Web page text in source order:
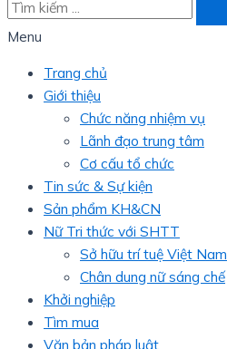
Menu
Trang chủ
Giới thiệu
Chức năng nhiệm vụ
Lãnh đạo trung tâm
Cơ cấu tổ chức
Tin sức & Sự kiện
Sản phẩm KH&CN
Nữ Tri thức với SHTT
Sở hữu trí tuệ Việt Nam
Chân dung nữ sáng chế
Khởi nghiệp
Tìm mua
Văn bản pháp luật